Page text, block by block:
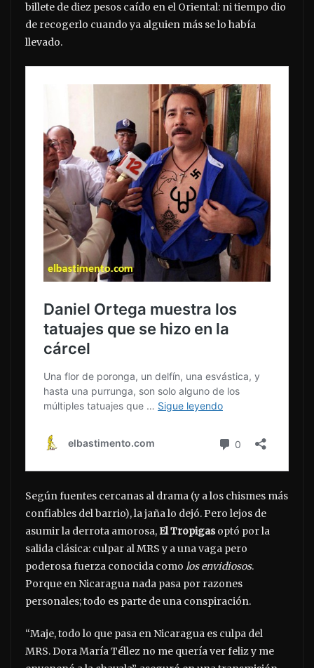
billete de diez pesos caído en el Oriental: ni tiempo dio
de recogerlo cuando ya alguien más se lo había
llevado.
Según fuentes cercanas al drama (y a los chismes más
confiables del barrio), la jaña lo dejó. Pero lejos de
asumir la derrota amorosa,El Tropigasoptó por la
salida clásica: culpar al MRS y a una vaga pero
poderosa fuerza conocida como los envidiosos.
Porque en Nicaragua nada pasa por razones
personales; todo es parte de una conspiración.
“Maje, todo lo que pasa en Nicaragua es culpa del
MRS. Dora María Téllez no me quería ver feliz y me